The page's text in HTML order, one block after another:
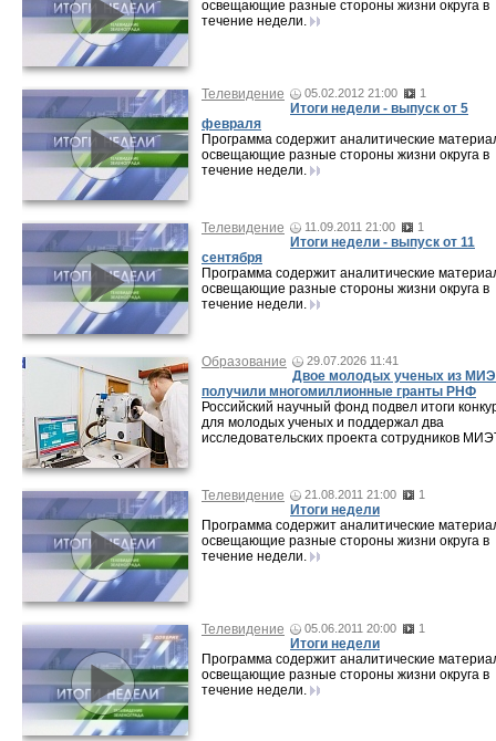
освещающие разные стороны жизни округа в
течение недели.
Телевидение 05.02.2012 21:00 1
Итоги недели - выпуск от 5
февраля
Программа содержит аналитические
освещающие разные стороны жизни округа в
течение недели.
Телевидение 11.09.2011 21:00 1
Итоги недели - выпуск от 11
сентября
Программа содержит аналитические
освещающие разные стороны жизни округа в
течение недели.
Образование 29.07.2026 11:41
Двое молодых ученых из
получили многомиллионные гранты РНФ
Российский научный фонд подвел итоги
для молодых ученых и поддержал два
исследовательских проекта сотрудников
Телевидение 21.08.2011 21:00 1
Итоги недели
Программа содержит аналитические
освещающие разные стороны жизни округа в
течение недели.
Телевидение 05.06.2011 20:00 1
Итоги недели
Программа содержит аналитические
освещающие разные стороны жизни округа в
течение недели.